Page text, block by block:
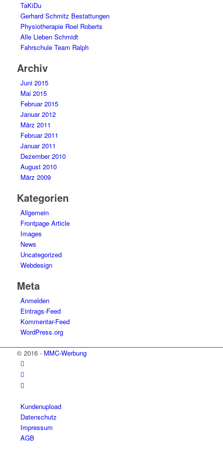
TaKiDu
Gerhard Schmitz Bestattungen
Physiotherapie Roel Roberts
Alle Lieben Schmidt
Fahrschule Team Ralph
Archiv
Juni 2015
Mai 2015
Februar 2015
Januar 2012
März 2011
Februar 2011
Januar 2011
Dezember 2010
August 2010
März 2009
Kategorien
Allgemein
Frontpage Article
Images
News
Uncategorized
Webdesign
Meta
Anmelden
Eintrags-Feed
Kommentar-Feed
WordPress.org
© 2016 - MMC-Werbung
Kundenupload
Datenschutz
Impressum
AGB